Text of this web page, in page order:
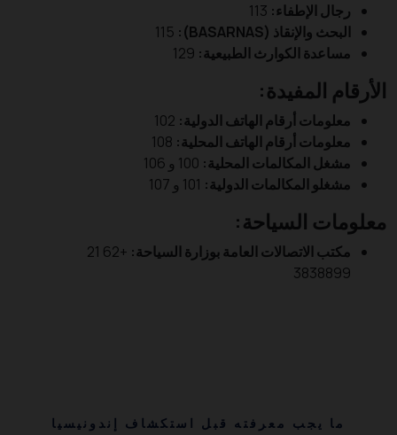
رجال الإطفاء:
البحث والإنقاذ (BASARNAS):
مساعدة الكوارث الطبيعية:
الأرقام المفيدة:
معلومات أرقام الهاتف الدولية:
معلومات أرقام الهاتف المحلية:
مشغل المكالمات المحلية:
مشغلو المكالمات الدولية:
معلومات السياحة:
مكتب الاتصالات العامة بوزارة السياحة:
+62 21
3838899
ما يجب معرفته قبل استكشاف إندونيسيا